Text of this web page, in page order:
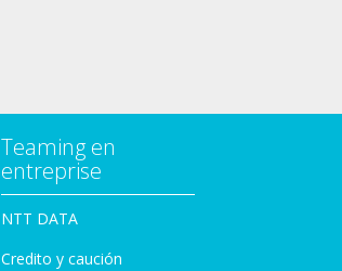
Teaming en
entreprise
NTT DATA
Credito y caución